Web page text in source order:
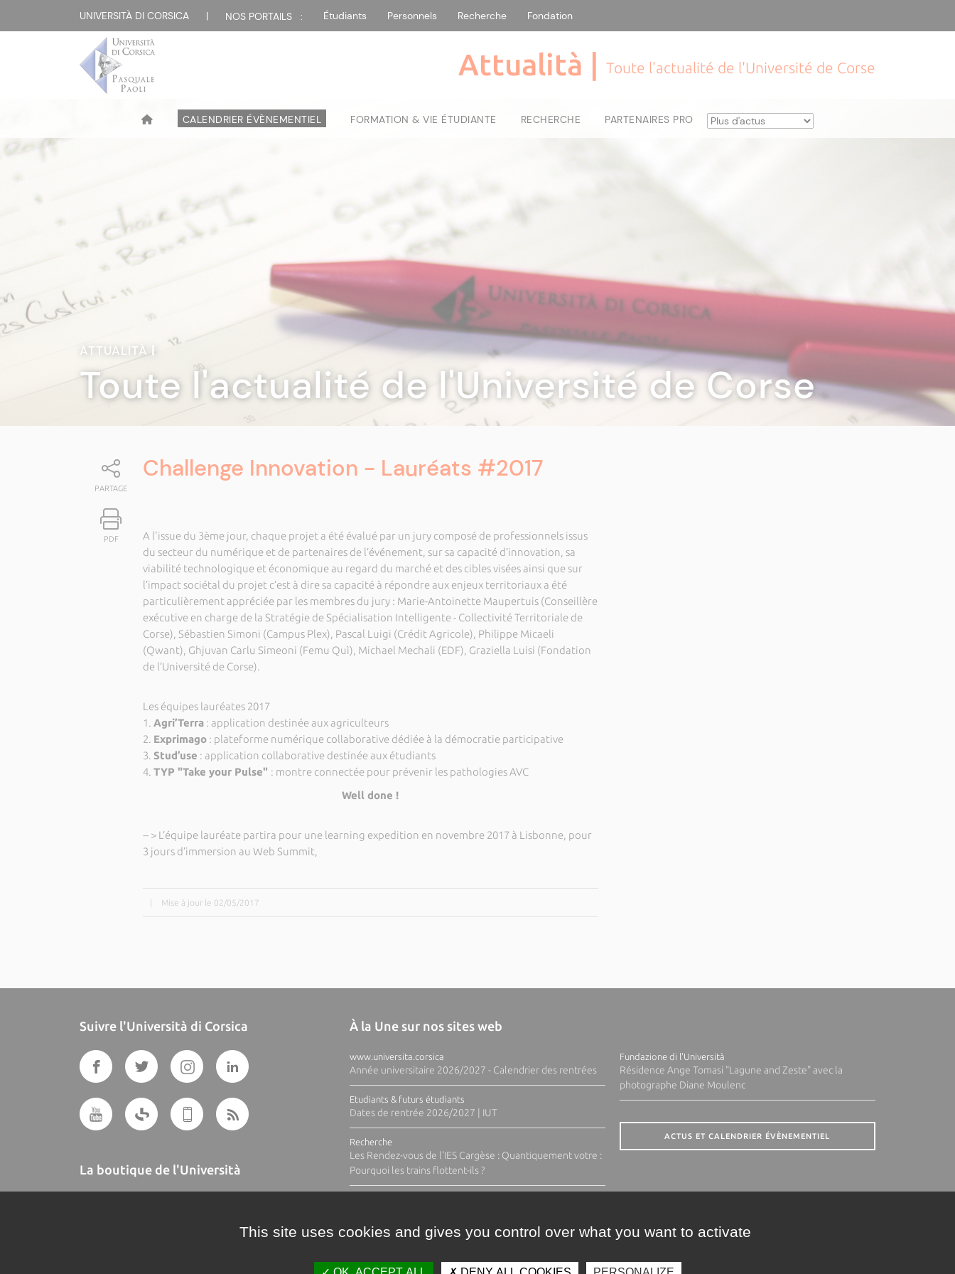
UNIVERSITÀ DI CORSICA | NOS PORTAILS : Étudiants Personnels Recherche Fondation
Attualità | Toute l'actualité de l'Université de Corse
CALENDRIER ÉVÈNEMENTIEL FORMATION & VIE ÉTUDIANTE RECHERCHE PARTENAIRES PRO
ATTUALITÀ|
Toute l'actualité de l'Université de Corse
PARTAGE
PDF
Challenge Innovation - Lauréats #2017
A l'issue du 3ème jour, chaque projet a été évalué par un jury composé de professionnels issus
du secteur du numérique et de partenaires de l’événement, sur sa capacité d’innovation, sa
viabilité technologique et économique au regard du marché et des cibles visées ainsi que sur
l’impact sociétal du projet c’est à dire sa capacité à répondre aux enjeux territoriaux a été
particulièrement appréciée par les membres du jury : Marie-Antoinette Maupertuis (Conseillère
exécutive en charge de la Stratégie de Spécialisation Intelligente - Collectivité Territoriale de
Corse), Sébastien Simoni (Campus Plex), Pascal Luigi (Crédit Agricole), Philippe Micaeli
(Qwant), Ghjuvan Carlu Simeoni (Femu Quì), Michael Mechali (EDF), Graziella Luisi (Fondation
de l’Université de Corse).
Les équipes lauréates 2017
1. Agri’Terra: application destinée aux agriculteurs
2. Exprimago: plateforme numérique collaborative dédiée à la démocratie participative
3. Stud’use : application collaborative destinée aux étudiants
4. TYP "Take your Pulse" : montre connectée pour prévenir les pathologies AVC
Well done !
-- > L’équipe lauréate partira pour une learning expedition en novembre 2017 à Lisbonne, pour
3 jours d’immersion au Web Summit,
Mise à jour le 02/05/2017
Suivre l'Università di Corsica
La boutique de l'Università
À la Une sur nos sites web
www.universita.corsica
Année universitaire 2026/2027 - Calendrier des rentrées
Etudiants & futurs étudiants
Dates de rentrée 2026/2027 | IUT
Recherche
Les Rendez-vous de l'IES Cargèse : Quantiquement votre :
Pourquoi les trains flottent-ils ?
Fundazione di l'Università
Résidence Ange Tomasi "Lagune and Zeste" avec la
photographe Diane Moulenc
ACTUS ET CALENDRIER ÉVÈNEMENTIEL
This site uses cookies and gives you control over what you want to activate